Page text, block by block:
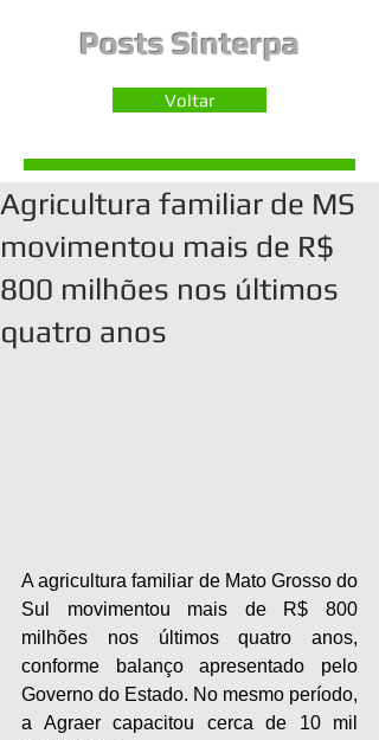
Posts Sinterpa
Voltar
Agricultura familiar de MS
movimentou mais de R$
800 milhões nos últimos
quatro anos
A agricultura familiar de Mato Grosso do
Sul movimentou mais de R$ 800
milhões nos últimos quatro anos,
conforme balanço apresentado pelo
Governo do Estado. No mesmo período,
a Agraer capacitou cerca de 10 mil